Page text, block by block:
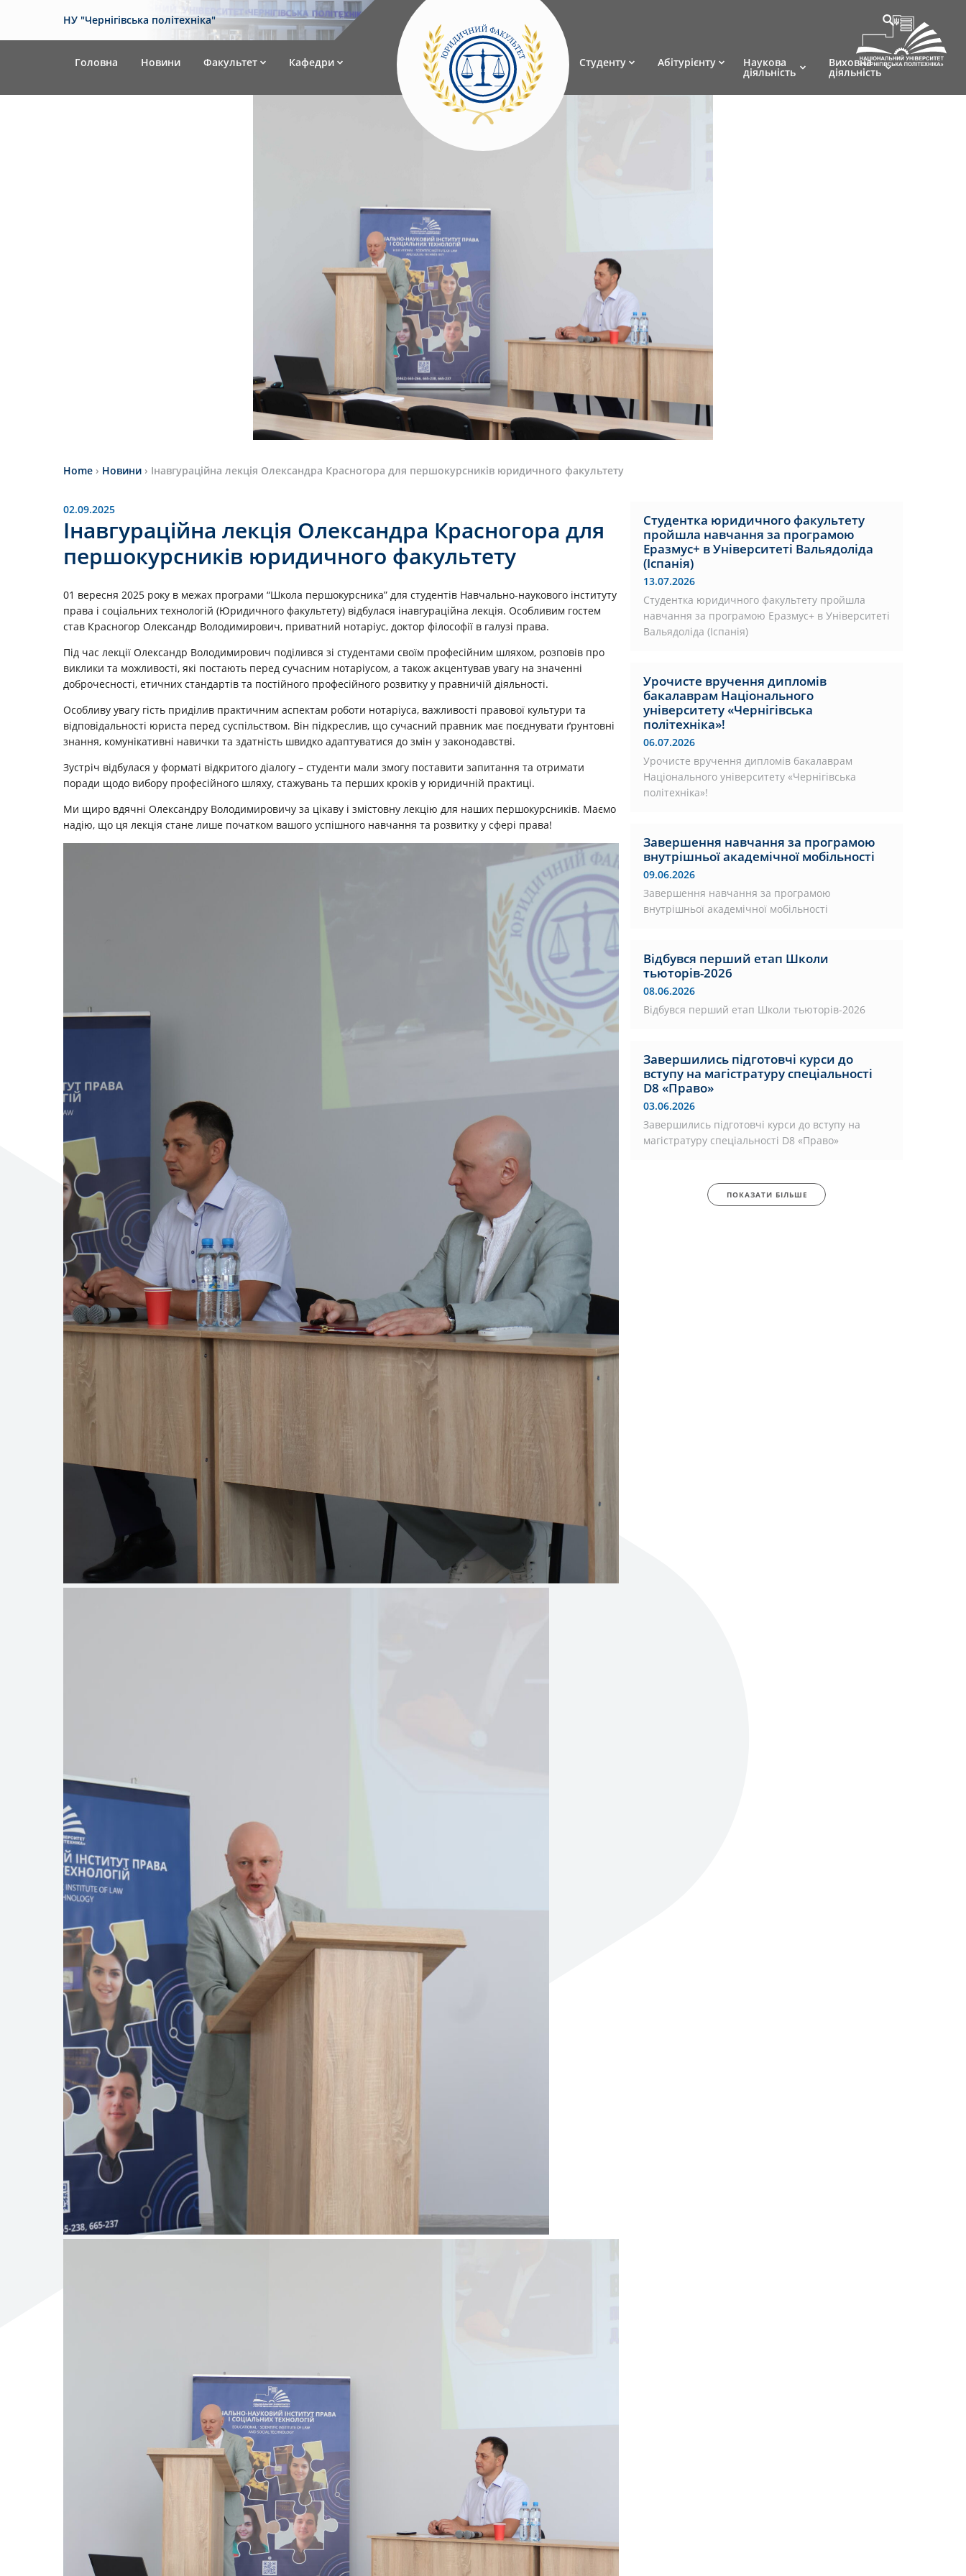
НУ "Чернігівська політехніка"
Головна Новини Факультет Кафедри Студенту Абітурієнту Наукова
діяльність
Виховна
діяльність
Home › Новини › Інавгураційна лекція Олександра Красногора для першокурсників юридичного факультету
02.09.2025
Інавгураційна лекція Олександра Красногора для
першокурсників юридичного факультету
01 вересня 2025 року в межах програми “Школа першокурсника” для студентів Навчально-наукового інституту
права і соціальних технологій (Юридичного факультету) відбулася інавгураційна лекція. Особливим гостем
став Красногор Олександр Володимирович, приватний нотаріус, доктор філософії в галузі права.
Під час лекції Олександр Володимирович поділився зі студентами своїм професійним шляхом, розповів про
виклики та можливості, які постають перед сучасним нотаріусом, а також акцентував увагу на значенні
доброчесності, етичних стандартів та постійного професійного розвитку у правничій діяльності.
Особливу увагу гість приділив практичним аспектам роботи нотаріуса, важливості правової культури та
відповідальності юриста перед суспільством. Він підкреслив, що сучасний правник має поєднувати ґрунтовні
знання, комунікативні навички та здатність швидко адаптуватися до змін у законодавстві.
Зустріч відбулася у форматі відкритого діалогу – студенти мали змогу поставити запитання та отримати
поради щодо вибору професійного шляху, стажувань та перших кроків у юридичній практиці.
Ми щиро вдячні Олександру Володимировичу за цікаву і змістовну лекцію для наших першокурсників. Маємо
надію, що ця лекція стане лише початком вашого успішного навчання та розвитку у сфері права!
Студентка юридичного факультету
пройшла навчання за програмою
Еразмус+ в Університеті Вальядоліда
(Іспанія)
13.07.2026
Студентка юридичного факультету пройшла
навчання за програмою Еразмус+ в Університеті
Вальядоліда (Іспанія)
Урочисте вручення дипломів
бакалаврам Національного
університету «Чернігівська
політехніка»!
06.07.2026
Урочисте вручення дипломів бакалаврам
Національного університету «Чернігівська
політехніка»!
Завершення навчання за програмою
внутрішньої академічної мобільності
09.06.2026
Завершення навчання за програмою
внутрішньої академічної мобільності
Відбувся перший етап Школи
тьюторів-2026
08.06.2026
Відбувся перший етап Школи тьюторів-2026
Завершились підготовчі курси до
вступу на магістратуру спеціальності
D8 «Право»
03.06.2026
Завершились підготовчі курси до вступу на
магістратуру спеціальності D8 «Право»
ПОКАЗАТИ БІЛЬШЕ